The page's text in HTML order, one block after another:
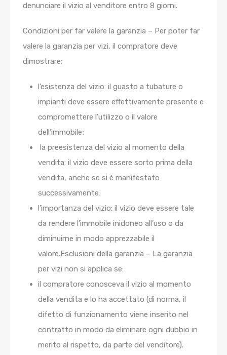
denunciare il vizio al venditore entro 8 giorni.
Condizioni per far valere la garanzia – Per poter far
valere la garanzia per vizi, il compratore deve
dimostrare:
l’esistenza del vizio: il guasto a tubature o
impianti deve essere effettivamente presente e
compromettere l’utilizzo o il valore
dell’immobile;
la preesistenza del vizio al momento della
vendita: il vizio deve essere sorto prima della
vendita, anche se si è manifestato
successivamente;
l’importanza del vizio: il vizio deve essere tale
da rendere l’immobile inidoneo all’uso o da
diminuirne in modo apprezzabile il
valore.Esclusioni della garanzia – La garanzia
per vizi non si applica se:
il compratore conosceva il vizio al momento
della vendita e lo ha accettato (di norma, il
difetto di funzionamento viene inserito nel
contratto in modo da eliminare ogni dubbio in
merito al rispetto, da parte del venditore).